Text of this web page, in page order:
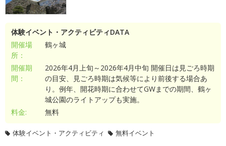
体験イベント・アクティビティDATA
開催場
所：
鶴ヶ城
開催期
間：
2026年4月上旬～2026年4月中旬 開催日は見ごろ時期
の目安、見ごろ時期は気候等により前後する場合あ
り。例年、開花時期に合わせてGWまでの期間、鶴ヶ
城公園のライトアップも実施。
料金:
無料
体験イベント・アクティビティ 無料イベント